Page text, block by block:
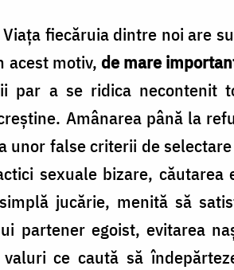
fiecăruia dintre noi are
acest motiv, de mare
par a se ridica necontenit
Amânarea până la
false criterii de
sexuale bizare, căutarea
jucărie, menită să
partener egoist, evitarea
ce caută să